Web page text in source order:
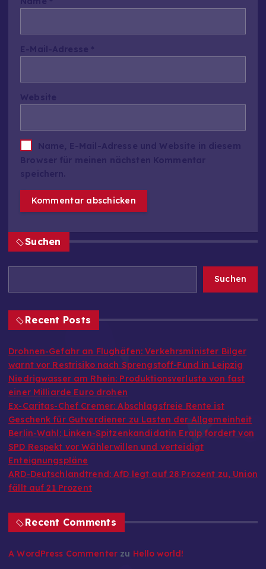
Suchen
Suchen
Recent Posts
Drohnen-Gefahr an Flughäfen: Verkehrsminister Bilger
warnt vor Restrisiko nach Sprengstoff-Fund in Leipzig
Niedrigwasser am Rhein: Produktionsverluste von fast
einer Milliarde Euro drohen
Ex-Caritas-Chef Cremer: Abschlagsfreie Rente ist
Geschenk für Gutverdiener zu Lasten der Allgemeinheit
Berlin-Wahl: Linken-Spitzenkandidatin Eralp fordert von
SPD Respekt vor Wählerwillen und verteidigt
Enteignungspläne
ARD-Deutschlandtrend: AfD legt auf 28 Prozent zu, Union
fällt auf 21 Prozent
Recent Comments
A WordPress Commenter zu Hello world!